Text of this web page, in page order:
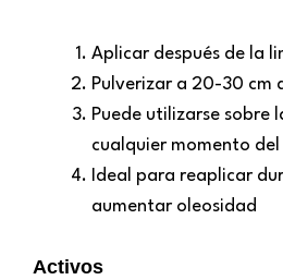
Aplicar después de la
Pulverizar a 20-30 cm
Puede utilizarse sobre
cualquier momento
Ideal para reaplicar
aumentar oleosidad
Activos